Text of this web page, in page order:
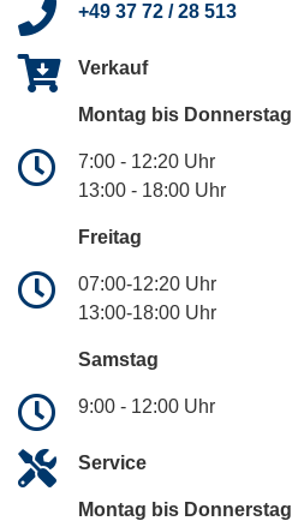
+49 37 72 / 28 513
Verkauf
Montag bis Donnerstag
7:00 - 12:20 Uhr
13:00 - 18:00 Uhr
Freitag
07:00-12:20 Uhr
13:00-18:00 Uhr
Samstag
9:00 - 12:00 Uhr
Service
Montag bis Donnerstag